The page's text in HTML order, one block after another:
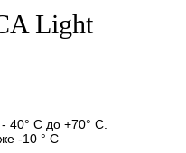
Light
40° С до +70° С.
-10 ° С